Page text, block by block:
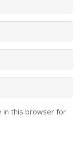
in this browser for